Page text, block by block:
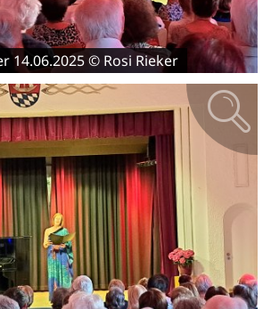
14.06.2025 © Rosi Rieker